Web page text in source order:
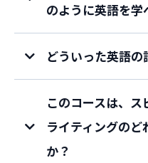
のように英語を学
どういった英語の
このコースは、ス
ライティングの
か？